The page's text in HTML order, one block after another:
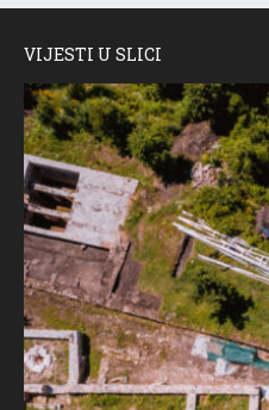
VIJESTI U SLICI